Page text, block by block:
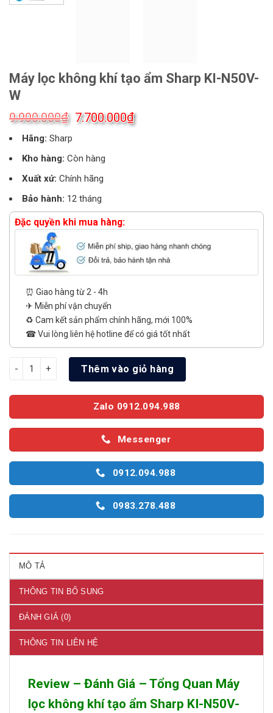
Máy lọc không khí tạo ẩm Sharp KI-N50V-
W
9.900.000₫ Giá
gốc
9.900.000₫.
7.700.000₫Giá
hiện
Hãng: Sharp
Kho hàng: Còn hàng
Xuất xứ: Chính hãng
Bảo hành: 12 tháng
Đặc quyền khi mua hàng:
⏰ Giao hàng từ 2 - 4h
✈ Miễn phí vận chuyển
♻️ Cam kết sản phẩm chính hãng, mới 100%
☎ Vui lòng liên hệ hotline để có giá tốt nhất
Máy lọc không khí tạo ẩm Sharp KI-N50V-W số lượng
Thêm vào giỏ hàng
Zalo 0912.094.988
Messenger
0912.094.988
0983.278.488
MÔ TẢ
THÔNG TIN BỔ SUNG
ĐÁNH GIÁ (0)
THÔNG TIN LIÊN HỆ
Review – Đánh Giá – Tổng Quan Máy
lọc không khí tạo ẩm Sharp KI-N50V-